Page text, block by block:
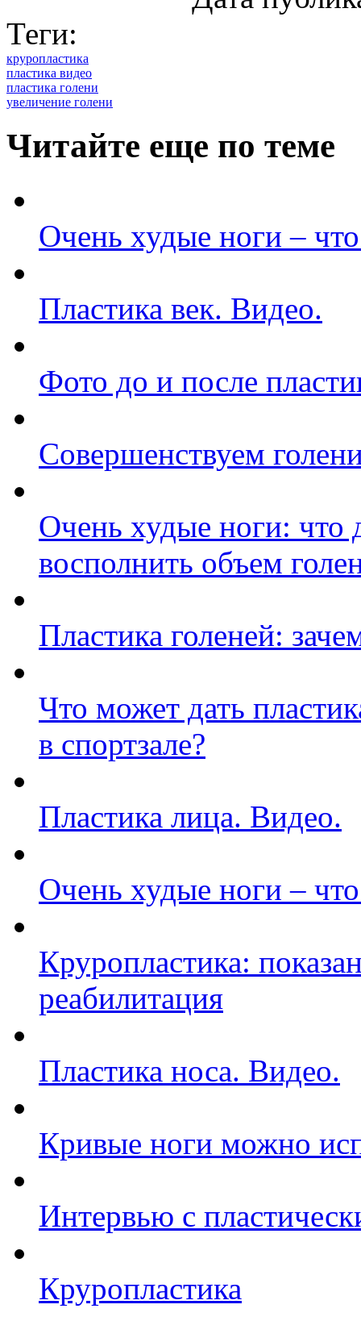
Теги:
круропластика
пластика видео
пластика голени
увеличение голени
Читайте еще по теме
Очень худые ноги – что
Пластика век. Видео.
Фото до и после
Совершенствуем
Очень худые ноги: что
восполнить объем
Пластика голеней:
Что может дать
в спортзале?
Пластика лица. Видео.
Очень худые ноги – что
Круропластика:
реабилитация
Пластика носа. Видео.
Кривые ноги можно
Интервью с
Круропластика